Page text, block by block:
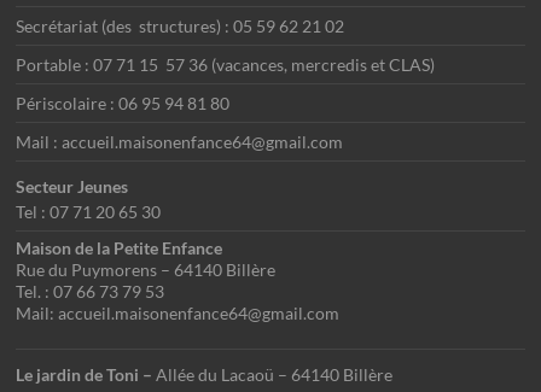
Secrétariat (des structures) : 05 59 62 21 02
Portable : 07 71 15 57 36 (vacances, mercredis et CLAS)
Périscolaire : 06 95 94 81 80
Mail : accueil.maisonenfance64@gmail.com
Secteur Jeunes
Tel : 07 71 20 65 30
Maison de la Petite Enfance
Rue du Puymorens – 64140 Billère
Tel. : 07 66 73 79 53
Mail: accueil.maisonenfance64@gmail.com
Le jardin de Toni –Allée du Lacaoü – 64140 Billère